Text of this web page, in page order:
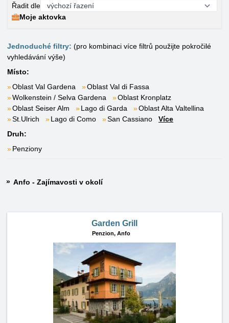
Řadit dle
Moje aktovka
Jednoduché filtry: (pro kombinaci více filtrů použijte pokročilé
vyhledávání výše)
Místo:
Oblast Val Gardena
Oblast Val di Fassa
Wolkenstein / Selva Gardena
Oblast Kronplatz
Oblast Seiser Alm
Lago di Garda
Oblast Alta Valtellina
St.Ulrich
Lago di Como San Cassiano
Více
Druh:
Penziony
Anfo - Zajímavosti v okolí
Garden Grill
Penzion, Anfo